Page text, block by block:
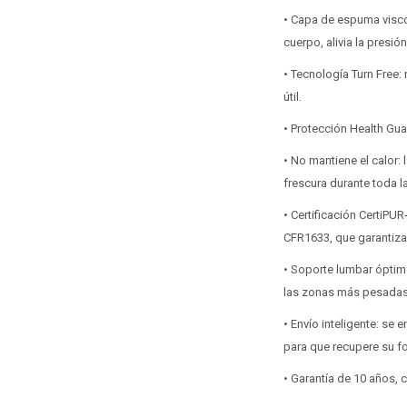
• Capa de espuma
cuerpo, alivia la
• Tecnología Turn
útil.
• Protección Health
• No mantiene el
frescura durante toda
• Certificación
CFR1633, que
• Soporte lumbar
las zonas más
• Envío inteligente: se
para que recupere su
• Garantía de 10